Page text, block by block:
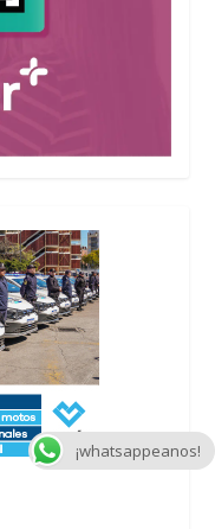
¡whatsappeanos!